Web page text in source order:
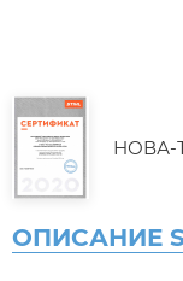
НОВА-
ОПИСАНИЕ